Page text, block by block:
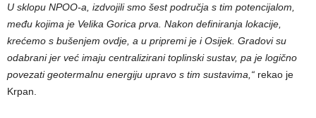
U sklopu NPOO-a, izdvojili smo šest područja s tim potencijalom,
među kojima je Velika Gorica prva. Nakon definiranja lokacije,
krećemo s bušenjem ovdje, a u pripremi je i Osijek. Gradovi su
odabrani jer već imaju centralizirani toplinski sustav, pa je logično
povezati geotermalnu energiju upravo s tim sustavima,“ rekao je
Krpan.